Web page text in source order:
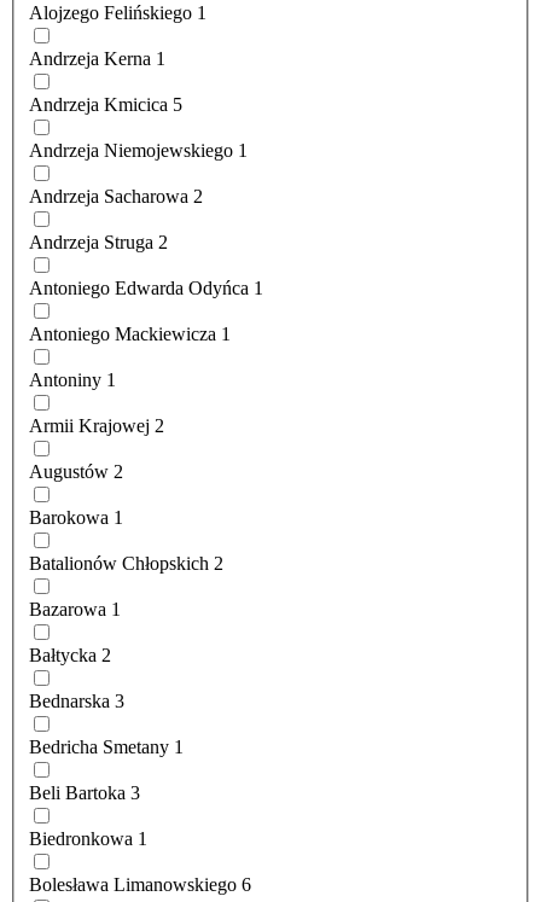
Alojzego Felińskiego 1
Andrzeja Kerna 1
Andrzeja Kmicica 5
Andrzeja Niemojewskiego 1
Andrzeja Sacharowa 2
Andrzeja Struga 2
Antoniego Edwarda Odyńca 1
Antoniego Mackiewicza 1
Antoniny 1
Armii Krajowej 2
Augustów 2
Barokowa 1
Batalionów Chłopskich 2
Bazarowa 1
Bałtycka 2
Bednarska 3
Bedricha Smetany 1
Beli Bartoka 3
Biedronkowa 1
Bolesława Limanowskiego 6